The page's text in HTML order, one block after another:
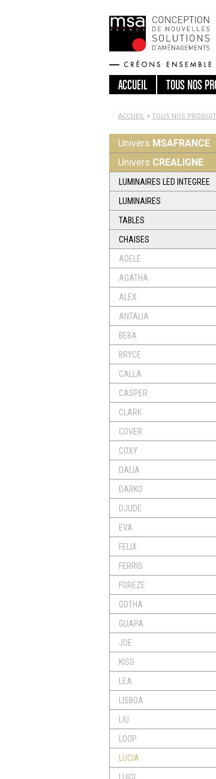
ACCUEIL TOUSNOS
ACCUEIL > TOUS NOS
Univers MSAFRANCE
Univers CREALIGNE
LUMINAIRES LED INTEGREE
LUMINAIRES
TABLES
CHAISES
ADELE
AGATHA
ALEX
ANTALIA
BEBA
BRYCE
CALLA
CASPER
CLARK
COVER
COXY
DALIA
DARKO
DJUDE
EVA
FELIX
FERRIS
FOREZE
GOTHA
GUAPA
JOE
KISS
LEA
LISBOA
LIU
LOOP
LUCIA
LUIGI